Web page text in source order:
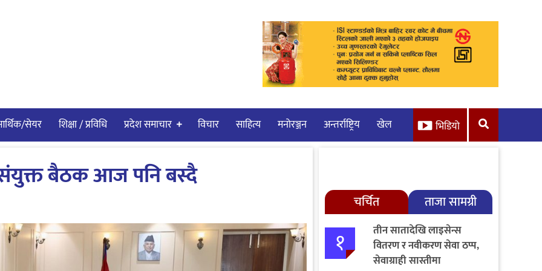
सेयर शिक्षा / प्रविधि प्रदेश समाचार विचार साहित्य मनाेरञ्जन अन्तर्राष्ट्रिय खेल भिडियो
संयुक्त बैठक आज पनि बस्दै
चर्चित ताजा सामग्री
१
तीन सातादेखि लाइसेन्स
वितरण र नवीकरण सेवा ठप्प,
सेवाग्राही सास्तीमा